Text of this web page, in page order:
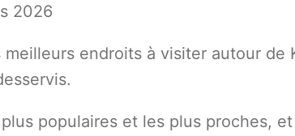
2026
meilleurs endroits à visiter autour de
populaires et les plus proches,